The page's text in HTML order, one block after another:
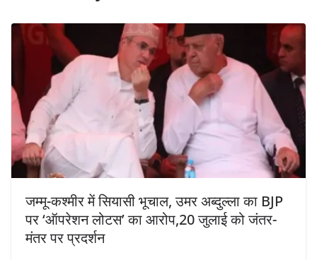
जम्मू-कश्मीर में सियासी भूचाल, उमर अब्दुल्ला का BJP
पर ‘ऑपरेशन लोटस’ का आरोप,20 जुलाई को जंतर-
मंतर पर प्रदर्शन